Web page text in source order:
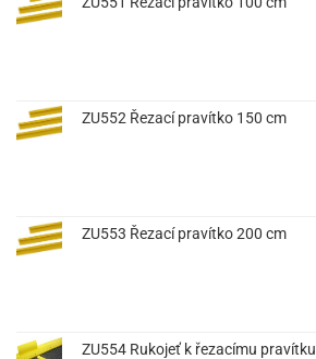
ZU552 Řezací pravítko 150 cm
ZU553 Řezací pravítko 200 cm
ZU554 Rukojeť k řezacímu pravítku